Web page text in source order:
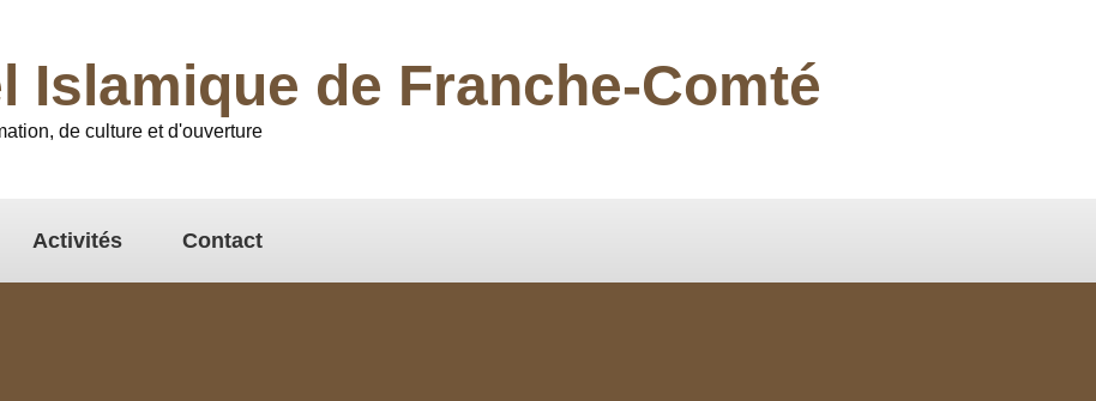
Islamique de Franche-Comté
de culture et d'ouverture
Activités Contact